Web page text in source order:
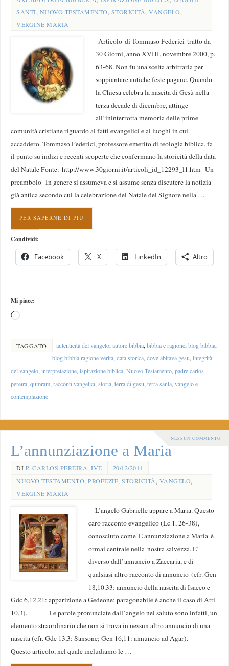
SANTI, NUOVO TESTAMENTO, STORICITÀ,VANGELO,
VERGINE MARIA
Articolo di Tommaso Federici tratto da
30 Giorni, anno XVIII, novembre 2000, p.
63-68. Non fu una scelta arbitraria per
soppiantare antiche feste pagane. Quando
la Chiesa celebra la nascita di Gesù nella
terza decade di dicembre, attinge
all’ininterrotta memoria delle prime
comunità cristiane riguardo ai fatti evangelici e ai luoghi in cui
accaddero. Tommaso Federici, professore emerito di teologia biblica, fa
il punto su indizi e recenti scoperte che confermano la storicità della data
del Natale Fonte: http://www.30giorni.it/articoli_id_12293_l1.htm Un
preambolo In genere si assumeva e si assume senza discutere la notizia
già antica secondo cui la celebrazione del Natale del Signore nella …
PER SAPERNE DI PIÙ
Condividi:
Facebook X LinkedIn Altro
Mi piace:
TAGGATO autenticità del vangelo, autore bibbia, bibbia e ragione, blog bibbia,
blog bibbia ragione verita, data storica, dove abitava gesu, integrità
del vangelo,interpretazione,ispirazione biblica,Nuovo Testamento,padre carlos
pereira,qumram,racconti vangelici,storia,terra di gesu,terra santa,vangelo e
contemplazione
NESSUN COMMENTO
L’annunziazione a Maria
DI P. CARLOS PEREIRA, IVE
20/12/2014
NUOVO TESTAMENTO,PROFEZIE,STORICITÀ, VANGELO,
VERGINE MARIA
L’angelo Gabrielle appare a Maria. Questo
caro racconto evangelico (Lc 1, 26-38),
conosciuto come L’annunziazione a Maria è
ormai centrale nella nostra salvezza. E’
diverso dall’annuncio a Zaccaria, e di
qualsiasi altro racconto di annuncio (cfr. Gen
18,10.33: annuncio della nascita di Isacco e
Gdc 6,12.21: apparizione a Gedeone; paragonabile è anche il caso di Atti
10,3). Le parole pronunciate dall’angelo nel saluto sono infatti, un
elemento straordinario che non si trova in nessun altro annuncio di una
nascita (cfr. Gdc 13,3: Sansone; Gen 16,11: annuncio ad Agar).
Questo articolo, nel quale includiamo le …